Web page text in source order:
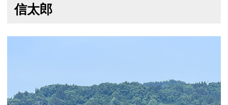
信太郎